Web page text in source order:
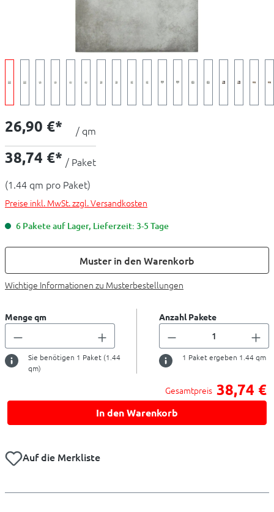
26,90 €* / qm
38,74 €* / Paket
(1.44 qm pro Paket)
Preise inkl. MwSt. zzgl. Versandkosten
6 Pakete auf Lager, Lieferzeit: 3-5 Tage
Muster in den Warenkorb
Wichtige Informationen zu Musterbestellungen
Menge qm
Sie benötigen 1 Paket (1.44
qm)
Anzahl Pakete
1 Paket ergeben 1.44qm
Gesamtpreis 38,74 €
In den Warenkorb
Auf die Merkliste